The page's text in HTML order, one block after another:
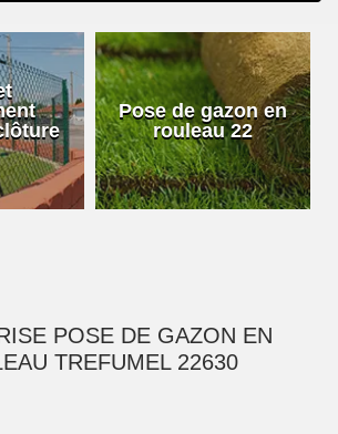
Pose de gazon en
rouleau 22
POSE DE GAZON EN
TREFUMEL 22630